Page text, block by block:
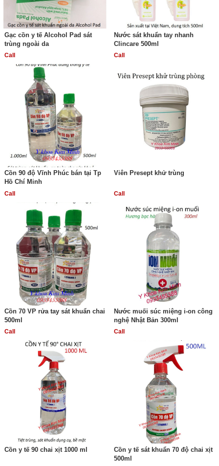
Gạc cồn y tế Alcohol Pad sát
trùng ngoài da
Call
Nước sát khuẩn tay nhanh
Clincare 500ml
Call
Cồn 90 độ Vĩnh Phúc bán tại Tp
Hồ Chí Minh
Call
Viên Presept khử trùng
Call
Cồn 70 VP rửa tay sát khuẩn chai
500ml
Call
Nước muối súc miệng i-on công
nghệ Nhật Bản 300ml
Call
Cồn y tế 90 chai xịt 1000 ml
Cồn y tế sát khuẩn 70 độ chai xịt
500ml